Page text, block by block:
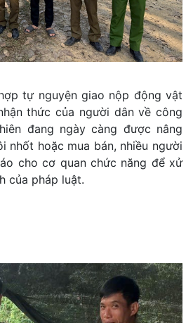
tự nguyện giao nộp động vật
thức của người dân về công
đang ngày càng được nâng
nhốt hoặc mua bán, nhiều người
cho cơ quan chức năng để xử
của pháp luật.